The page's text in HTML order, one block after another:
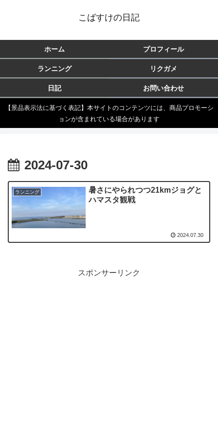
こばすけの日記
ホーム プロフィール
ランニング リクガメ
日記 お問い合わせ
【景品表示法に基づく表記】本サイトのコンテンツには、商品プロモーシ
ョンが含まれている場合があります
2024-07-30
ランニング
暑さにやられつつ21kmジョグと
ハマスタ観戦
2024.07.30
スポンサーリンク